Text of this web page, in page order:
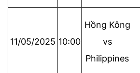
11/05/2025 10:00
Hồng Kông
vs
Philippines